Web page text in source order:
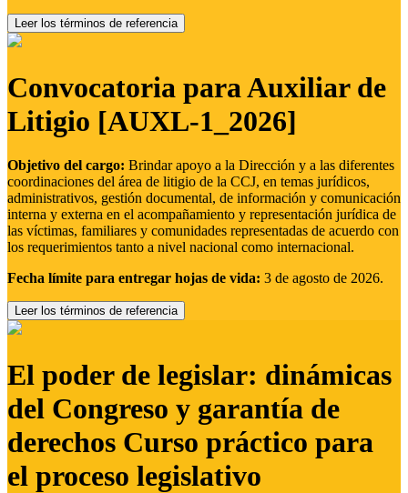
Leer los términos de referencia
Convocatoria para Auxiliar de
Litigio [AUXL-1_2026]
Objetivo del cargo: Brindar apoyo a la Dirección y a las diferentes
coordinaciones del área de litigio de la CCJ, en temas jurídicos,
administrativos, gestión documental, de información y comunicación
interna y externa en el acompañamiento y representación jurídica de
las víctimas, familiares y comunidades representadas de acuerdo con
los requerimientos tanto a nivel nacional como internacional.
Fecha límite para entregar hojas de vida: 3 de agosto de 2026.
Leer los términos de referencia
El poder de legislar: dinámicas
del Congreso y garantía de
derechos Curso práctico para
el proceso legislativo